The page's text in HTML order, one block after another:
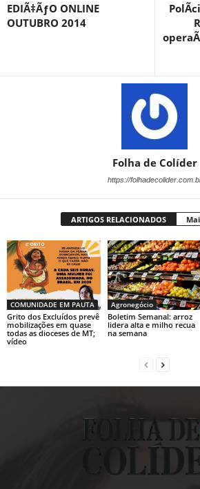
EDIÃ‡ÃƒO ONLINE
OUTUBRO 2014
Folha de Colíder
https://
ARTIGOS RELACIONADOS
COMUNIDADE EM PAUTA
Grito dos Excluídos prevê
mobilizações em quase
todas as dioceses de MT;
vídeo
Agronegócio
Boletim Semanal: arroz
lidera alta e milho recua
na semana